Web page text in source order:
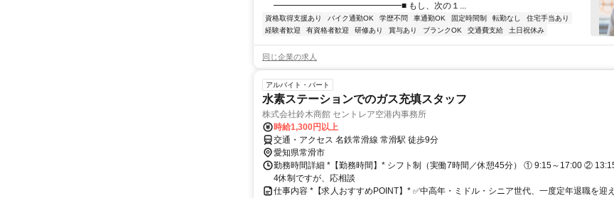
━━━━━━━━━━━━━━━■ もし、次の１...
資格取得支援あり バイク通勤OK 学歴不問 車通勤OK 固定時間制 転勤なし
住宅手当あり
経験者歓迎
有資格者歓迎 研修あり 賞与あり ブランクOK 交通費支給 土日祝休み
同じ企業の求人
アルバイト・パート
水素ステーションでのガス充填スタッフ
株式会社鈴木商館 セントレア空港内事務所
時給1,300円以上
交通・アクセス 名鉄常滑線 常滑駅 徒歩9分
愛知県常滑市
勤務時間詳細 *【勤務時間】* シフト制（実働7時間／休憩45分） ① 9:15～17:00 ②
4休制ですが、応相談
仕事内容 *【求人おすすめPOINT】* ✅️中高年・ミドル・シニア世代、一度定年退職を迎